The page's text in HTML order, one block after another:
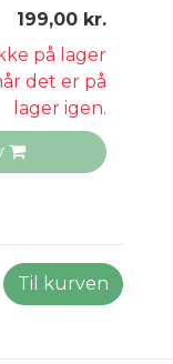
199,00 kr.
på lager
det er på
lager igen.
Til kurven